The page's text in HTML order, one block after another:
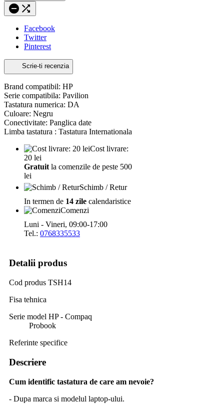
 
Facebook
Twitter
Pinterest
Scrie-ti recenzia
Brand compatibil: HP
Serie compatibila: Pavilion
Tastatura numerica: DA
Culoare: Negru
Conectivitate: Panglica date
Limba tastatura : Tastatura Internationala
Cost livrare:
20 lei
Gratuit la comenzile de peste 500
lei
Schimb / Retur
In termen de 14 zile calendaristice
Comenzi
Luni - Vineri, 09:00-17:00
Tel.: 0768335533
Detalii produs
Cod produs TSH14
Fisa tehnica
Serie model HP - Compaq
Probook
Referinte specifice
Descriere
Cum identific tastatura de care am nevoie?
- Dupa marca si modelul laptop-ului.